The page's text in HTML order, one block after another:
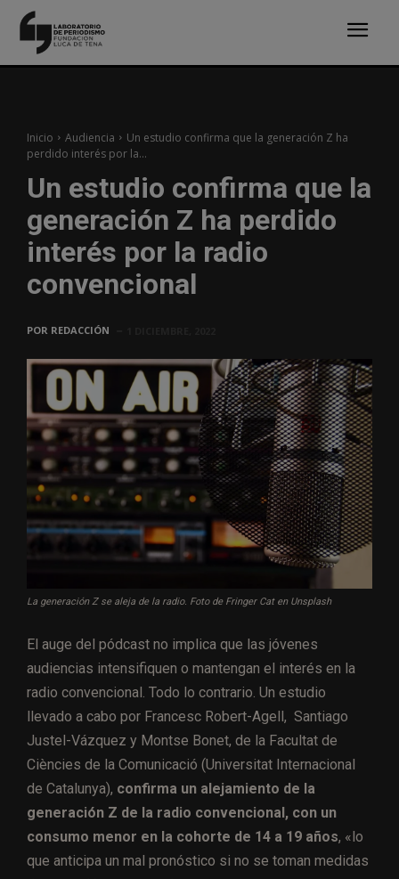
Inicio Audiencia
Un estudio confirma que la generación Z ha
perdido interés por la...
Un estudio confirma que la
generación Z ha perdido
interés por la radio
convencional
POR REDACCIÓN
La generación Z se aleja de la radio. Foto de Fringer Cat en Unsplash
El auge del pódcast no implica que las jóvenes
audiencias intensifiquen o mantengan el interés en la
radio convencional. Todo lo contrario. Un estudio
llevado a cabo por Francesc Robert-Agell, Santiago
Justel-Vázquez y Montse Bonet, de la Facultat de
Ciències de la Comunicació (Universitat Internacional
de Catalunya), confirma un alejamiento de la
generación Z de la radio convencional, con un
consumo menor en la cohorte de 14 a 19 años, «lo
que anticipa un mal pronóstico si no se toman medidas